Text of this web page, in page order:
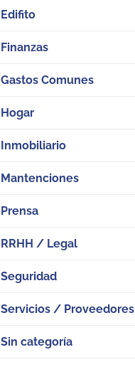
Edifito
Finanzas
Gastos Comunes
Hogar
Inmobiliario
Mantenciones
Prensa
RRHH / Legal
Seguridad
Servicios / Proveedores
Sin categoría